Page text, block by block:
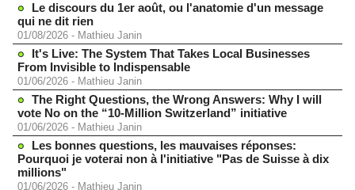
Le discours du 1er août, ou l'anatomie d'un message
qui ne dit rien
01/08/2026 - Mathieu Janin
It's Live: The System That Takes Local Businesses
From Invisible to Indispensable
01/06/2026 - Mathieu Janin
The Right Questions, the Wrong Answers: Why I will
vote No on the “10-Million Switzerland” initiative
01/06/2026 - Mathieu Janin
Les bonnes questions, les mauvaises réponses:
Pourquoi je voterai non à l'initiative "Pas de Suisse à dix
millions"
01/06/2026 - Mathieu Janin